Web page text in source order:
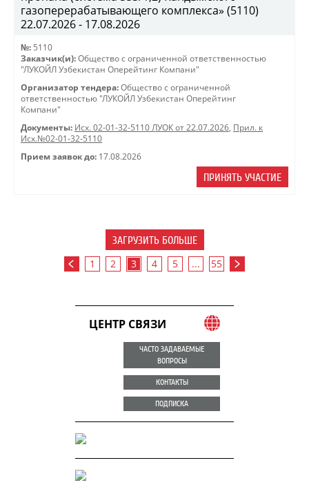
газоперерабатывающего комплекса» (5110)
22.07.2026 - 17.08.2026
№: 5110
Заказчик(и): Общество с ограниченной ответственностью
"ЛУКОЙЛ Узбекистан Оперейтинг Компани"
Организатор тендера: Общество с ограниченной
ответственностью "ЛУКОЙЛ Узбекистан Оперейтинг
Компани"
Документы: Исх. 02-01-32-5110 ЛУОК от 22.07.2026, Прил. к
Исх.№02-01-32-5110
Прием заявок до: 17.08.2026
ПРИНЯТЬ УЧАСТИЕ
ЗАГРУЗИТЬ БОЛЬШЕ
1 2 3 4 5 ... 55
ЦЕНТР СВЯЗИ
ЧАСТО ЗАДАВАЕМЫЕ
ВОПРОСЫ
КОНТАКТЫ
ПОДПИСКА